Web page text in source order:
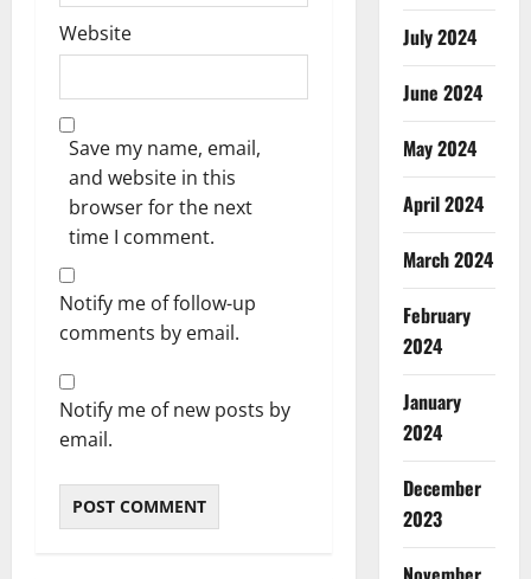
Website
Save my name, email,
and website in this
browser for the next
time I comment.
Notify me of follow-up
comments by email.
Notify me of new posts by
email.
July 2024
June 2024
May 2024
April 2024
March 2024
February
2024
January
2024
December
2023